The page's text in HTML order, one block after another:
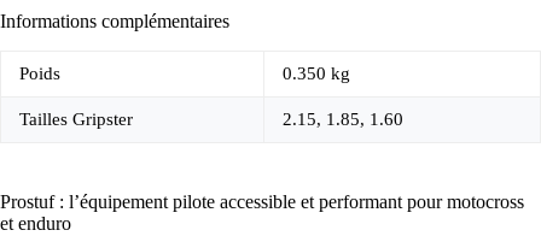
Informations complémentaires
Poids 0.350 kg
Tailles Gripster 2.15, 1.85, 1.60
Prostuf : l’équipement pilote accessible et performant pour motocross
et enduro